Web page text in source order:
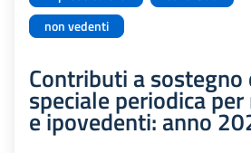
non vedenti
Contributi a sostegno
speciale periodica
e ipovedenti: anno